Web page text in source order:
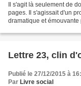
Il s'agit là seulement de
pages. Il s'agissait d'un
dramatique et
Lettre 23, clin
Publié le 27/12/2015 à
Par Livre social